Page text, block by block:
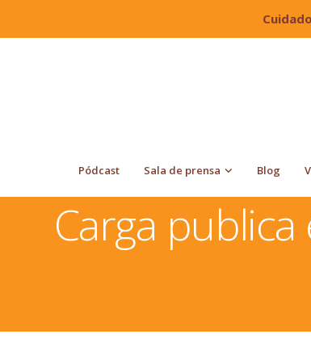
Pódcast Sala de prensa Blog
Quiroga Law Office, PLLC Residencia
Carga